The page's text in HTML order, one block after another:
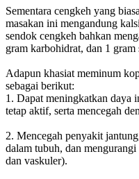
Sementara cengkeh yang
masakan ini mengandung
sendok cengkeh bahkan
gram karbohidrat, dan 1 gram
Adapun khasiat meminum
sebagai berikut:
1. Dapat meningkatkan daya
tetap aktif, serta mencegah
2. Mencegah penyakit
dalam tubuh, dan
dan vaskuler).